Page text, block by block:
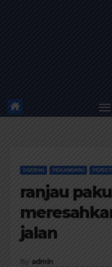
DAERAH PEKANBARU
ranjau
jalan
By admin